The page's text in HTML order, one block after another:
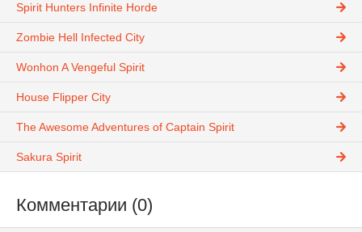
Spirit Hunters Infinite Horde
Zombie Hell Infected City
Wonhon A Vengeful Spirit
House Flipper City
The Awesome Adventures of Captain Spirit
Sakura Spirit
Комментарии (0)